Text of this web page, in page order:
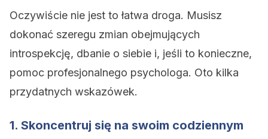
Oczywiście nie jest to łatwa droga. Musisz
dokonać szeregu zmian obejmujących
introspekcję, dbanie o siebie i, jeśli to konieczne,
pomoc profesjonalnego psychologa. Oto kilka
przydatnych wskazówek.
1. Skoncentruj się na swoim codziennym